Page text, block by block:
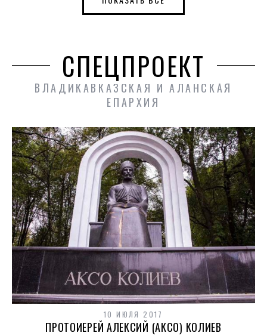
СПЕЦПРОЕКТ
ВЛАДИКАВКАЗСКАЯ И АЛАНСКАЯ
ЕПАРХИЯ
10 ИЮЛЯ 2017
ПРОТОИЕРЕЙ АЛЕКСИЙ (АКСО) КОЛИЕВ